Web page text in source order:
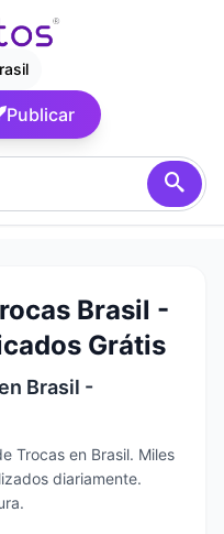
Publicar
Brasil -
Grátis
Brasil -
Trocas en Brasil. Miles
diariamente.